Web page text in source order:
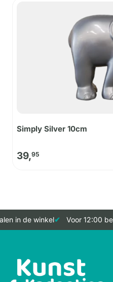
Simply Silver 10cm
39,95
in de winkel Voor 12:00